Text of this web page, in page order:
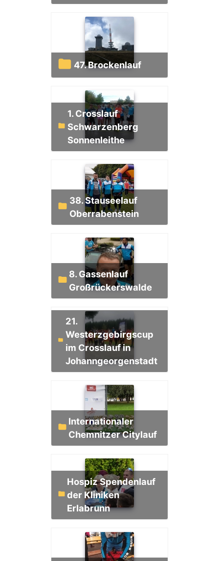
47. Brockenlauf
1. Crosslauf
Schwarzenberg
Sonnenleithe
38. Stauseelauf
Oberrabenstein
8. Gassenlauf
Großrückerswalde
21.
Westerzgebirgscup
im Crosslauf in
Johanngeorgenstadt
Internationaler
Chemnitzer Citylauf
Hospiz Spendenlauf
der Kliniken
Erlabrunn